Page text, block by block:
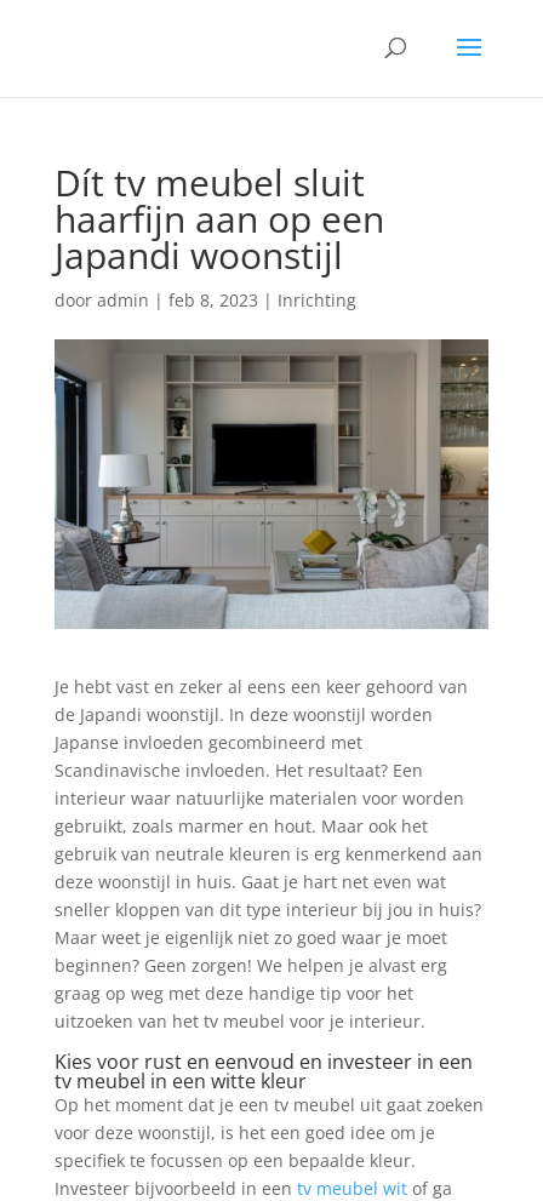
Dít tv meubel sluit
haarfijn aan op een
Japandi woonstijl
door admin | feb 8, 2023 | Inrichting
Je hebt vast en zeker al eens een keer gehoord van
de Japandi woonstijl. In deze woonstijl worden
Japanse invloeden gecombineerd met
Scandinavische invloeden. Het resultaat? Een
interieur waar natuurlijke materialen voor worden
gebruikt, zoals marmer en hout. Maar ook het
gebruik van neutrale kleuren is erg kenmerkend aan
deze woonstijl in huis. Gaat je hart net even wat
sneller kloppen van dit type interieur bij jou in huis?
Maar weet je eigenlijk niet zo goed waar je moet
beginnen? Geen zorgen! We helpen je alvast erg
graag op weg met deze handige tip voor het
uitzoeken van het tv meubel voor je interieur.
Kies voor rust en eenvoud en investeer in een
tv meubel in een witte kleur
Op het moment dat je een tv meubel uit gaat zoeken
voor deze woonstijl, is het een goed idee om je
specifiek te focussen op een bepaalde kleur.
Investeer bijvoorbeeld in een tv meubel wit of ga